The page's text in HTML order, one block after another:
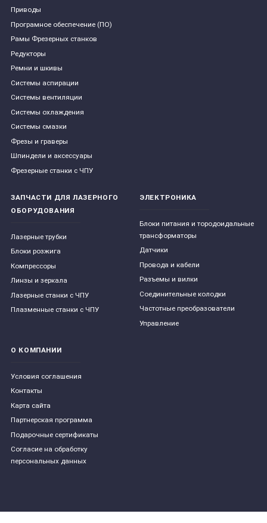
Приводы
Програмное обеспечение (ПО)
Рамы Фрезерных станков
Редукторы
Ремни и шкивы
Системы аспирации
Системы вентиляции
Системы охлаждения
Системы смазки
Фрезы и граверы
Шпиндели и аксессуары
Фрезерные станки с ЧПУ
ЗАПЧАСТИ ДЛЯ ЛАЗЕРНОГО
ОБОРУДОВАНИЯ
Лазерные трубки
Блоки розжига
Компрессоры
Линзы и зеркала
Лазерные станки с ЧПУ
Плазменные станки с ЧПУ
ЭЛЕКТРОНИКА
Блоки питания и тородоидальные
трансформаторы
Датчики
Провода и кабели
Разъемы и вилки
Соединительные колодки
Частотные преобразователи
Управление
О КОМПАНИИ
Условия соглашения
Контакты
Карта сайта
Партнерская программа
Подарочные сертификаты
Согласие на обработку
персональных данных